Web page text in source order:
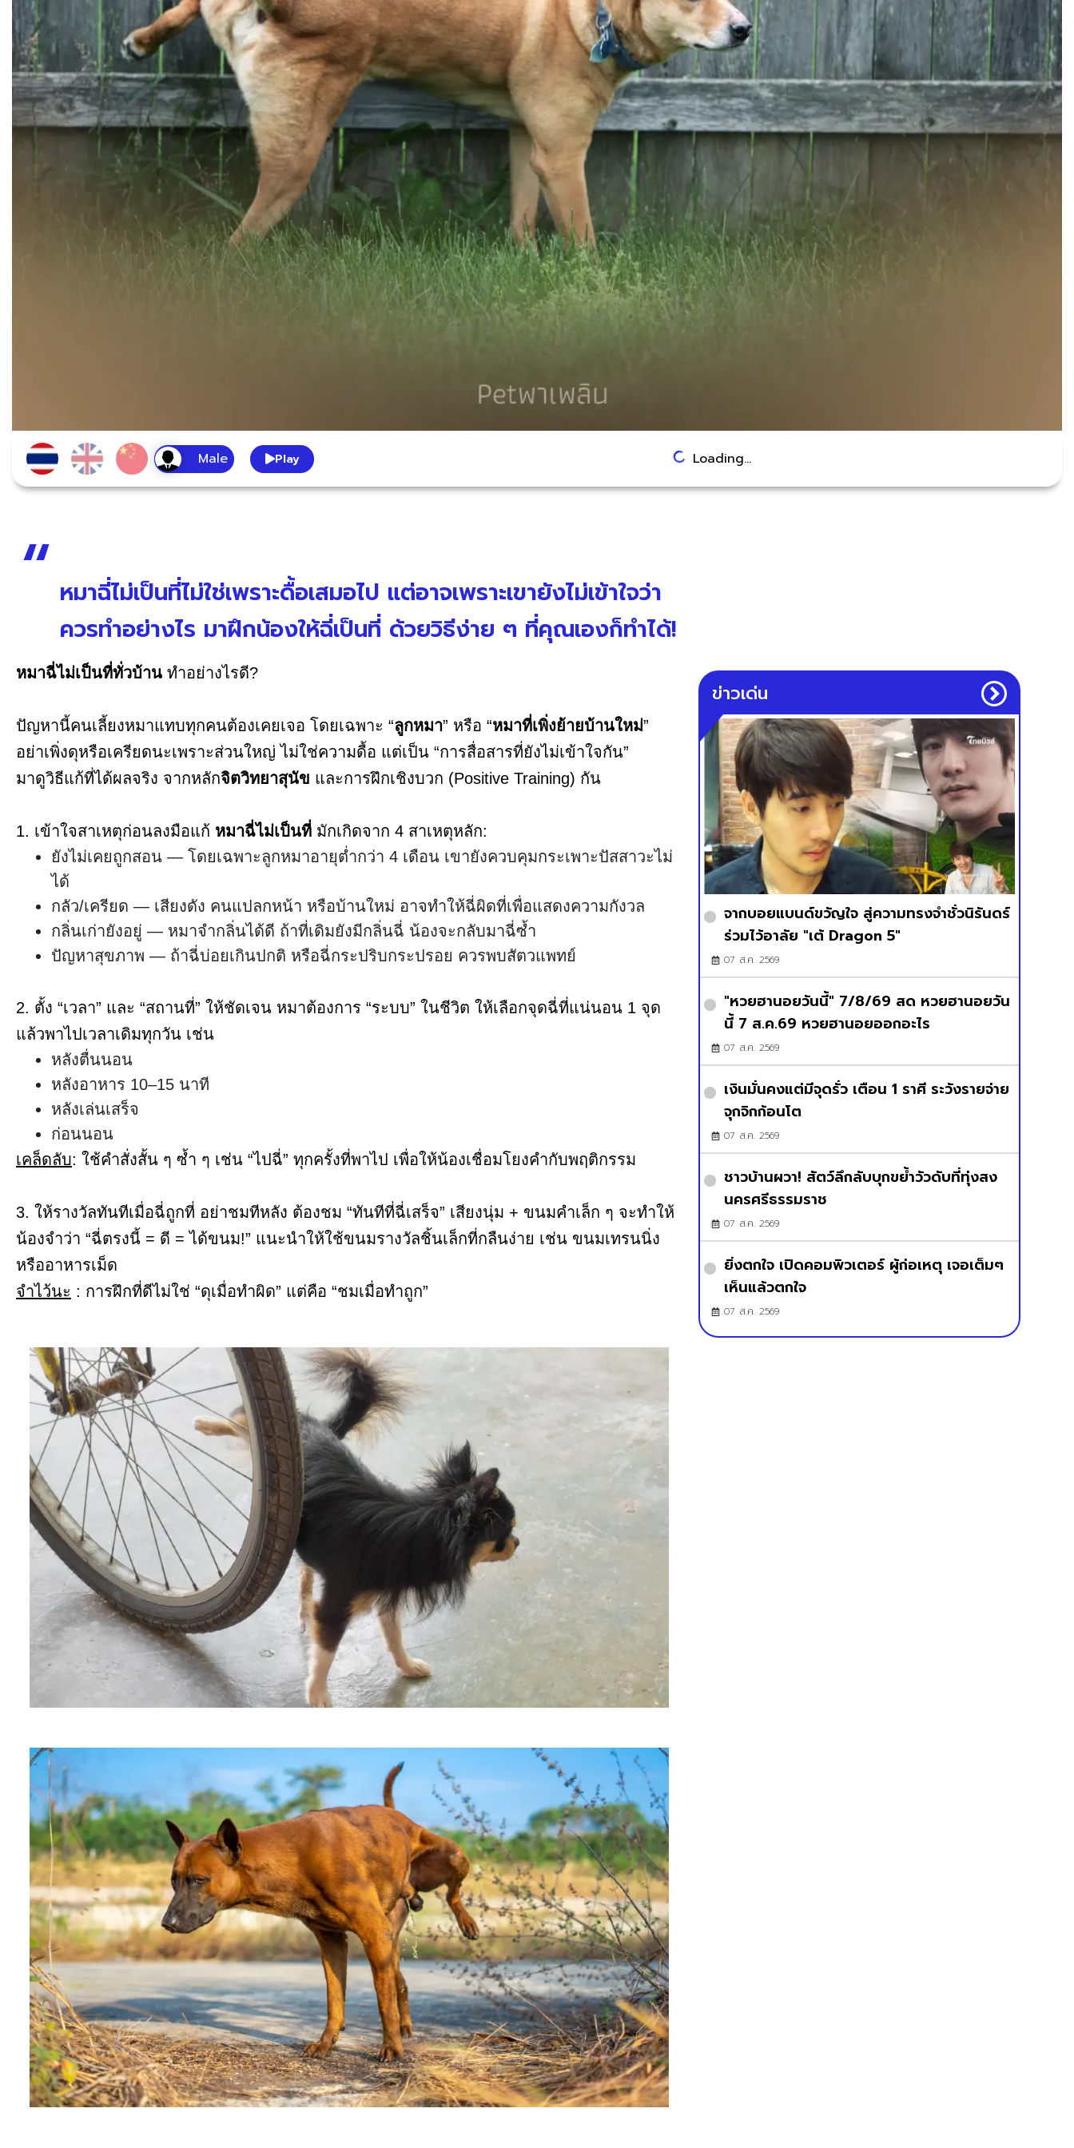
Play Loading...
หมาฉี่ไม่เป็นที่ไม่ใช่เพราะดื้อเสมอไป แต่อาจเพราะเขายังไม่เข้าใจว่า
ควรทำอย่างไร มาฝึกน้องให้ฉี่เป็นที่ ด้วยวิธีง่าย ๆ ที่คุณเองก็ทำได้!
หมาฉี่ไม่เป็นที่ทั่วบ้าน ทำอย่างไรดี?
ปัญหานี้คนเลี้ยงหมาแทบทุกคนต้องเคยเจอ โดยเฉพาะ “ลูกหมา” หรือ “หมาที่เพิ่งย้ายบ้านใหม่”
อย่าเพิ่งดุหรือเครียดนะเพราะส่วนใหญ่ ไม่ใช่ความดื้อ แต่เป็น “การสื่อสารที่ยังไม่เข้าใจกัน”
มาดูวิธีแก้ที่ได้ผลจริง จากหลักจิตวิทยาสุนัข และการฝึกเชิงบวก (Positive Training) กัน
1. เข้าใจสาเหตุก่อนลงมือแก้ หมาฉี่ไม่เป็นที่ มักเกิดจาก 4 สาเหตุหลัก:
ยังไม่เคยถูกสอน — โดยเฉพาะลูกหมาอายุต่ำกว่า 4 เดือน เขายังควบคุมกระเพาะปัสสาวะไม่
ได้
กลัว/เครียด — เสียงดัง คนแปลกหน้า หรือบ้านใหม่ อาจทำให้ฉี่ผิดที่เพื่อแสดงความกังวล
กลิ่นเก่ายังอยู่ — หมาจำกลิ่นได้ดี ถ้าที่เดิมยังมีกลิ่นฉี่ น้องจะกลับมาฉี่ซ้ำ
ปัญหาสุขภาพ — ถ้าฉี่บ่อยเกินปกติ หรือฉี่กระปริบกระปรอย ควรพบสัตวแพทย์
2. ตั้ง “เวลา” และ “สถานที่” ให้ชัดเจน หมาต้องการ “ระบบ” ในชีวิต ให้เลือกจุดฉี่ที่แน่นอน 1 จุด
แล้วพาไปเวลาเดิมทุกวัน เช่น
หลังตื่นนอน
หลังอาหาร 10–15 นาที
หลังเล่นเสร็จ
ก่อนนอน
เคล็ดลับ: ใช้คำสั่งสั้น ๆ ซ้ำ ๆ เช่น “ไปฉี่” ทุกครั้งที่พาไป เพื่อให้น้องเชื่อมโยงคำกับพฤติกรรม
3. ให้รางวัลทันทีเมื่อฉี่ถูกที่ อย่าชมทีหลัง ต้องชม “ทันทีที่ฉี่เสร็จ” เสียงนุ่ม + ขนมคำเล็ก ๆ จะทำให้
น้องจำว่า “ฉี่ตรงนี้ = ดี = ได้ขนม!” แนะนำให้ใช้ขนมรางวัลชิ้นเล็กที่กลืนง่าย เช่น ขนมเทรนนิ่ง
หรืออาหารเม็ด
จำไว้นะ : การฝึกที่ดีไม่ใช่ “ดุเมื่อทำผิด” แต่คือ “ชมเมื่อทำถูก”
ข่าวเด่น
จากบอยแบนด์ขวัญใจ สู่ความทรงจำชั่วนิรันดร์
ร่วมไว้อาลัย "เต้ Dragon 5"
07 ส.ค. 2569
"หวยฮานอยวันนี้" 7/8/69 สด หวยฮานอยวัน
นี้ 7 ส.ค.69 หวยฮานอยออกอะไร
07 ส.ค. 2569
เงินมั่นคงแต่มีจุดรั่ว เตือน 1 ราศี ระวังรายจ่าย
จุกจิกก้อนโต
07 ส.ค. 2569
ชาวบ้านผวา! สัตว์ลึกลับบุกขย้ำวัวดับที่ทุ่งสง
นครศรีธรรมราช
07 ส.ค. 2569
ยิ่งตกใจ เปิดคอมพิวเตอร์ ผู้ก่อเหตุ เจอเต็มๆ
เห็นแล้วตกใจ
07 ส.ค. 2569